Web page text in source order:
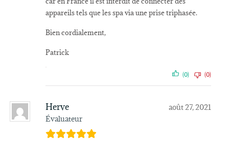
appareils tels que les spa via une prise triphasée.
Bien cordialement,
Patrick
(0) (0)
Herve
Évaluateur
août 27, 2021